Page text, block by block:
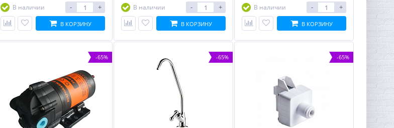
В наличии
- +
В КОРЗИНУ
В наличии
- +
В КОРЗИНУ
В наличии
- +
В КОРЗИНУ
-65% -65% -65%